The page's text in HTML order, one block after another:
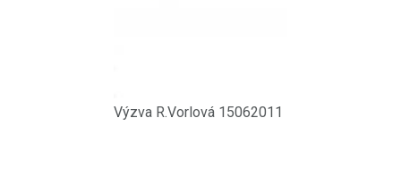
Výzva R.Vorlová 15062011